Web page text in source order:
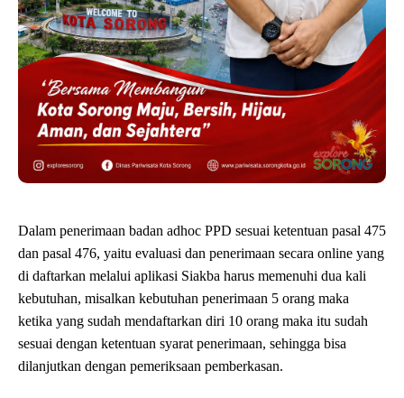
Dalam penerimaan badan adhoc PPD sesuai ketentuan pasal 475
dan pasal 476, yaitu evaluasi dan penerimaan secara online yang
di daftarkan melalui aplikasi Siakba harus memenuhi dua kali
kebutuhan, misalkan kebutuhan penerimaan 5 orang maka
ketika yang sudah mendaftarkan diri 10 orang maka itu sudah
sesuai dengan ketentuan syarat penerimaan, sehingga bisa
dilanjutkan dengan pemeriksaan pemberkasan.